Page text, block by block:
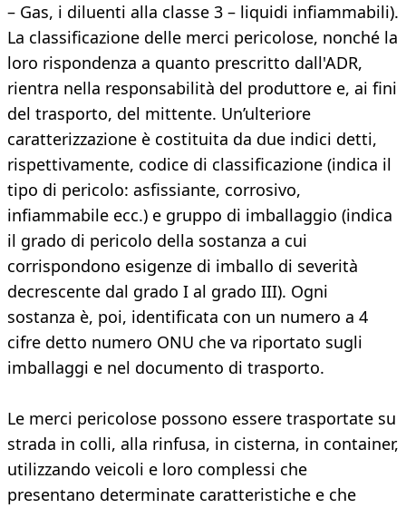
– Gas, i diluenti alla classe 3 – liquidi infiammabili).
La classificazione delle merci pericolose, nonché la
loro rispondenza a quanto prescritto dall'ADR,
rientra nella responsabilità del produttore e, ai fini
del trasporto, del mittente. Un’ulteriore
caratterizzazione è costituita da due indici detti,
rispettivamente, codice di classificazione (indica il
tipo di pericolo: asfissiante, corrosivo,
infiammabile ecc.) e gruppo di imballaggio (indica
il grado di pericolo della sostanza a cui
corrispondono esigenze di imballo di severità
decrescente dal grado I al grado III). Ogni
sostanza è, poi, identificata con un numero a 4
cifre detto numero ONU che va riportato sugli
imballaggi e nel documento di trasporto.
Le merci pericolose possono essere trasportate su
strada in colli, alla rinfusa, in cisterna, in container,
utilizzando veicoli e loro complessi che
presentano determinate caratteristiche e che